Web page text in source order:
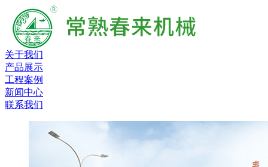
关于我们
产品展示
工程案例
新闻中心
联系我们